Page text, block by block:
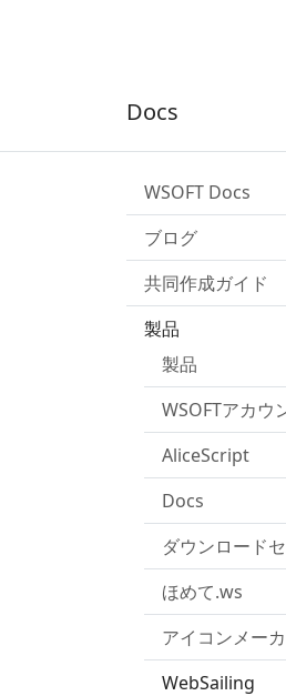
Docs
WSOFT Docs
ブログ
共同作成ガイド
製品
製品
WSOFTアカウ
AliceScript
Docs
ダウンロードセ
ほめて.ws
アイコンメー
WebSailing